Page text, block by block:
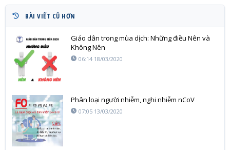
BÀI VIẾT CŨ HƠN
Giáo dân trong mùa dịch: Những điều Nên và
Không Nên
06:14 18/03/2020
Phân loại người nhiễm, nghi nhiễm nCoV
07:05 13/03/2020